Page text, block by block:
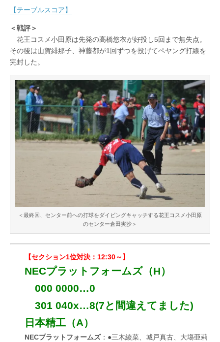
【テーブルスコア】
＜戦評＞
花王コスメ小田原は先発の高橋悠衣が好投し5回まで無失点。
その後は山賀緋那子、神藤都が1回ずつを投げてペヤング打線を
完封した。
＜最終回、センター前への打球をダイビングキャッチする花王コスメ小田原
のセンター倉田実沙＞
【セクション1位対決：12:30～】
NECプラットフォームズ（H）
000 0000…0
301 040x…8(7と間違えてました)
日本精工（A）
NECプラットフォームズ：●三木綾菜、城戸真古、大塲亜莉